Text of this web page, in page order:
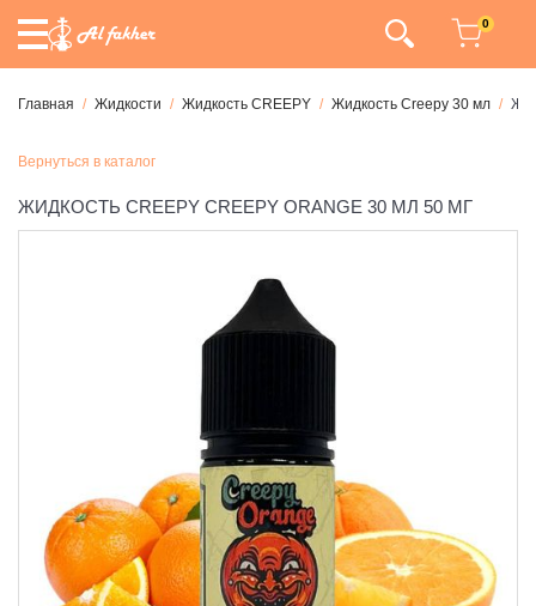
0
Главная Жидкости Жидкость CREEPY Жидкость Creepy 30 мл
Вернуться в каталог
ЖИДКОСТЬ CREEPY CREEPY ORANGE 30 МЛ 50 МГ